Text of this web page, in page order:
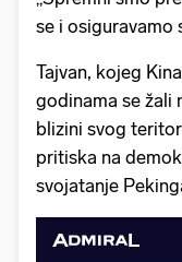
se i osiguravamo
Tajvan, kojeg
godinama se žali
blizini svog
pritiska na
svojatanje